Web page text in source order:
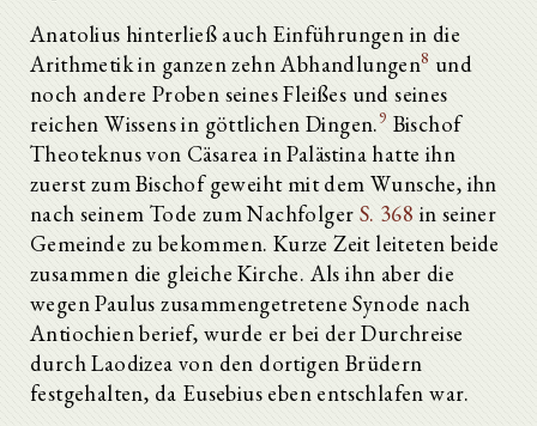
Anatolius hinterließ auch Einführungen in die
Arithmetik in ganzen zehn Abhandlungen8 und
noch andere Proben seines Fleißes und seines
reichen Wissens in göttlichen Dingen.9 Bischof
Theoteknus von Cäsarea in Palästina hatte ihn
zuerst zum Bischof geweiht mit dem Wunsche, ihn
nach seinem Tode zum Nachfolger S. 368 in seiner
Gemeinde zu bekommen. Kurze Zeit leiteten beide
zusammen die gleiche Kirche. Als ihn aber die
wegen Paulus zusammengetretene Synode nach
Antiochien berief, wurde er bei der Durchreise
durch Laodizea von den dortigen Brüdern
festgehalten, da Eusebius eben entschlafen war.